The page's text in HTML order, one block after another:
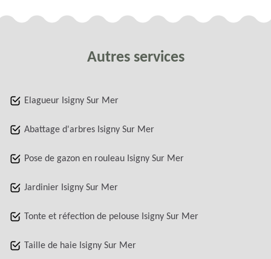
Autres services
Elagueur Isigny Sur Mer
Abattage d'arbres Isigny Sur Mer
Pose de gazon en rouleau Isigny Sur Mer
Jardinier Isigny Sur Mer
Tonte et réfection de pelouse Isigny Sur Mer
Taille de haie Isigny Sur Mer